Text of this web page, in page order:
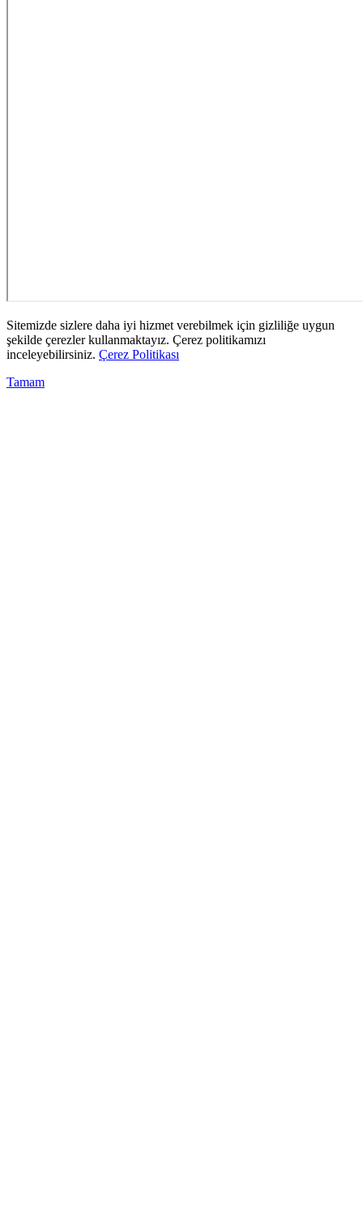
Sitemizde sizlere daha iyi hizmet verebilmek için gizliliğe uygun
şekilde çerezler kullanmaktayız. Çerez politikamızı
inceleyebilirsiniz. Çerez Politikası
Tamam